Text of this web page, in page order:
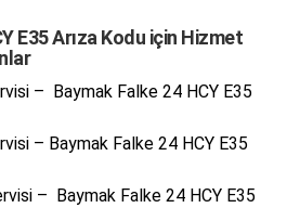
E35 Arıza Kodu için Hizmet
– Baymak Falke 24 HCY E35
– Baymak Falke 24 HCY E35
– Baymak Falke 24 HCY E35